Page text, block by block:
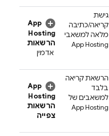
גישת
קריאה/כתיבה
מלאה למשאבי
App Hosting
App
Hosting
הרשאות
אדמין
הרשאת קריאה
בלבד
למשאבים של
App Hosting
App
Hosting
הרשאות
צפייה